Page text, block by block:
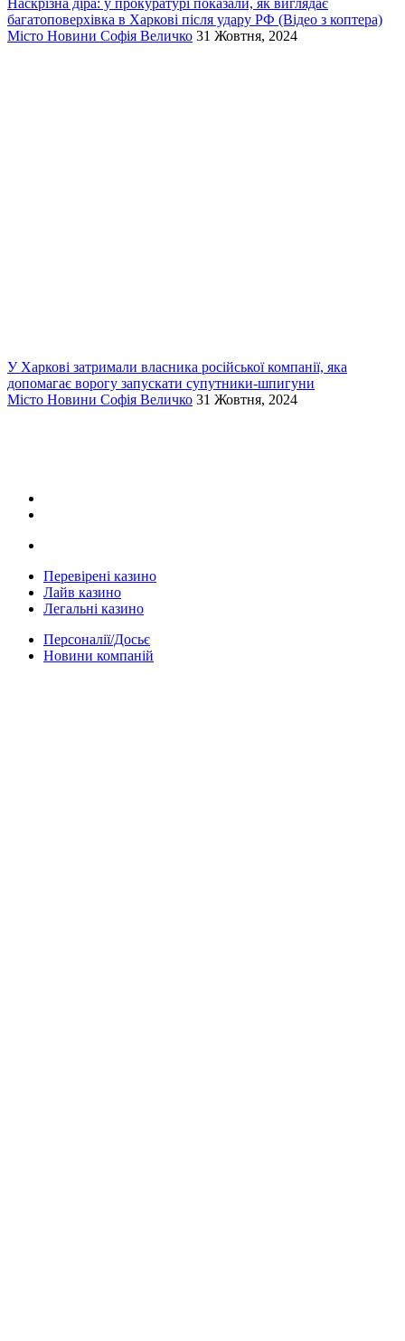
Наскрізна діра: у прокуратурі показали, як виглядає
багатоповерхівка в Харкові після удару РФ (Відео з коптера)
Місто Новини Софія Величко 31 Жовтня, 2024
У Харкові затримали власника російської компанії, яка
допомагає ворогу запускати супутники-шпигуни
Місто Новини Софія Величко 31 Жовтня, 2024
Перевірені казино
Лайв казино
Легальні казино
Персоналії/Досьє
Новини компаній